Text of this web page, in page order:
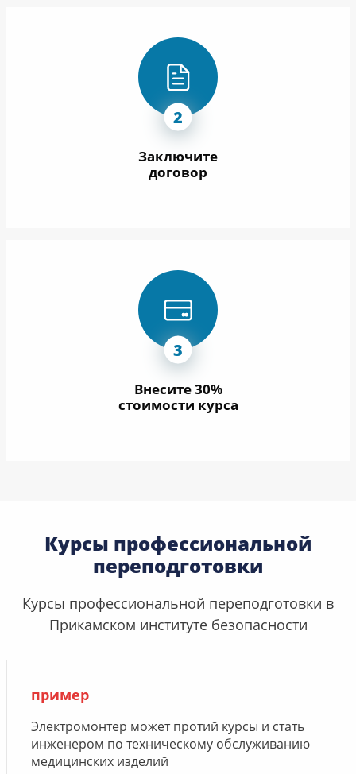
Заключите
договор
Внесите 30%
стоимости курса
Курсы профессиональной
переподготовки
Курсы профессиональной переподготовки в
Прикамском институте безопасности
пример
Электромонтер может протий курсы и стать
инженером по техническому обслуживанию
медицинских изделий